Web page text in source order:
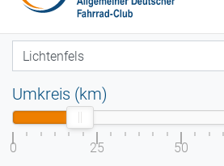
Umkreis (km)
0 25 50